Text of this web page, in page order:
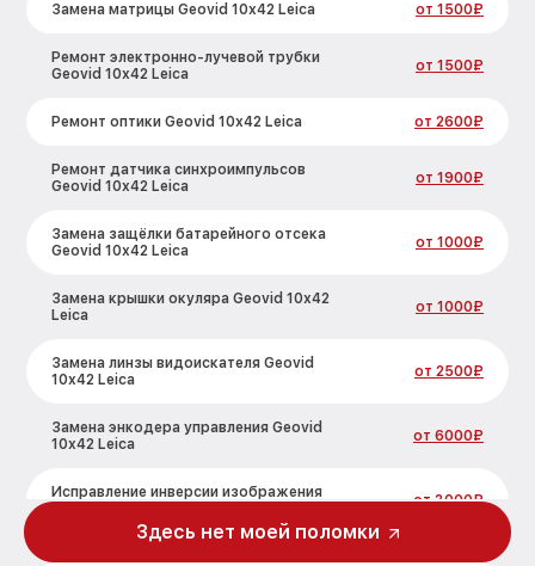
Замена матрицы Geovid 10x42 Leica от 1500₽
Ремонт электронно-лучевой трубки
Geovid 10x42 Leica
от 1500₽
Ремонт оптики Geovid 10x42 Leica от 2600₽
Ремонт датчика синхроимпульсов
Geovid 10x42 Leica
от 1900₽
Замена защёлки батарейного отсека
Geovid 10x42 Leica
от 1000₽
Замена крышки окуляра Geovid 10x42
Leica
от 1000₽
Замена линзы видоискателя Geovid
10x42 Leica
от 2500₽
Замена энкодера управления Geovid
10x42 Leica
от 6000₽
Исправление инверсии изображения
от 3000₽
Здесь нет моей поломки